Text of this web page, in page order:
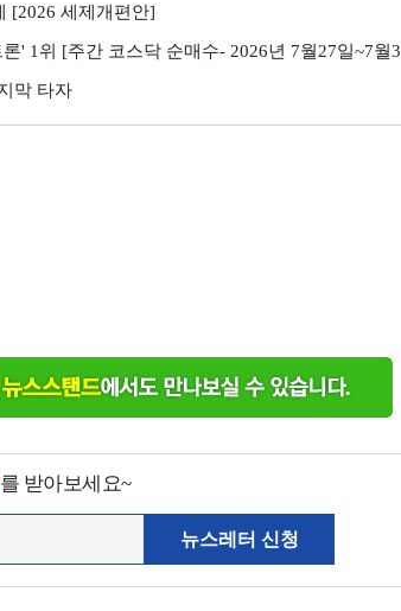
[2026 세제개편안]
1위 [주간 코스닥 순매수- 2026년 7월27일~7월31일]
막 타자
를 받아보세요~
뉴스레터 신청